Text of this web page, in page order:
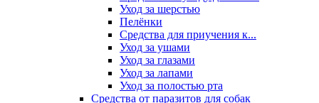
Уход за шерстью
Пелёнки
Средства для приучения к...
Уход за ушами
Уход за глазами
Уход за лапами
Уход за полостью рта
Средства от паразитов для собак